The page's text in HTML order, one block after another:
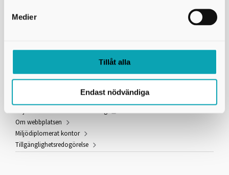
Medier
Tillåt alla
Endast nödvändiga
0007:2220002865
Fakturareferens:
Information och länkar
Användning av kakor (cookies)
Om webbplatsen
Miljödiplomerat kontor
Tillgänglighetsredogörelse